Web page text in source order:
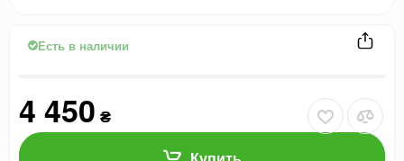
Есть в наличии
4 450 ₴